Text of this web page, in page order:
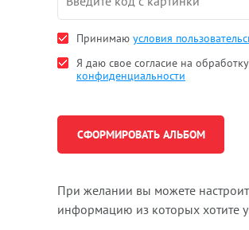
Принимаю условия
Я даю свое согласие на
конфиденциальности
При желании вы можете
информацию из которых хотите